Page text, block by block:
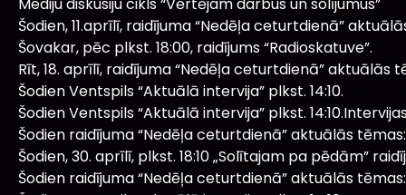
Šodien, 11.aprīlī, raidījuma “Nedēļa ceturtdienā”
Šovakar, pēc plkst. 18:00, raidījums “Radioskatuve”.
Rīt, 18. aprīlī, raidījuma “Nedēļa ceturtdienā” aktuālās
Šodien Ventspils “Aktuālā intervija” plkst. 14:10.
Šodien Ventspils “Aktuālā intervija” plkst.
Šodien raidījuma “Nedēļa ceturtdienā” aktuālās tēmas:
Šodien, 30. aprīlī, plkst. 18:10 „Solītajam pa pēdām”
Šodien raidījuma “Nedēļa ceturtdienā” aktuālās tēmas: